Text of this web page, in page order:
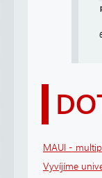
MAUI -
Vyvíjíme